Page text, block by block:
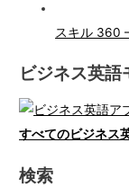
スキル 360
ビジネス英語
すべてのビジネス
検索